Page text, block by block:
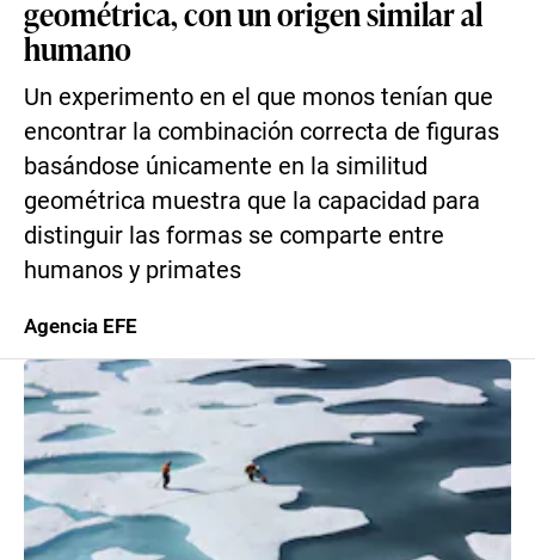
geométrica, con un origen similar al
humano
Un experimento en el que monos tenían que
encontrar la combinación correcta de figuras
basándose únicamente en la similitud
geométrica muestra que la capacidad para
distinguir las formas se comparte entre
humanos y primates
Agencia EFE